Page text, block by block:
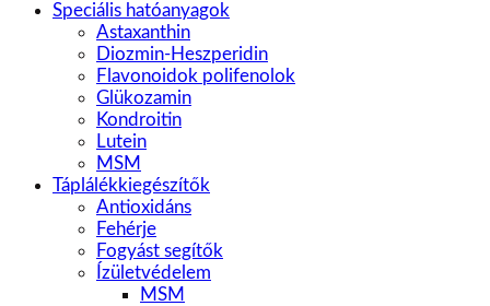
Speciális hatóanyagok
Astaxanthin
Diozmin-Heszperidin
Flavonoidok polifenolok
Glükozamin
Kondroitin
Lutein
MSM
Táplálékkiegészítők
Antioxidáns
Fehérje
Fogyást segítők
Ízületvédelem
MSM